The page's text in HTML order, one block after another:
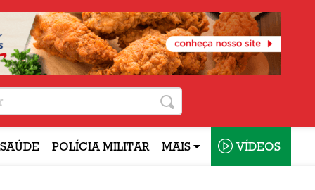
SAÚDE POLÍCIA MILITAR MAIS VÍDEOS